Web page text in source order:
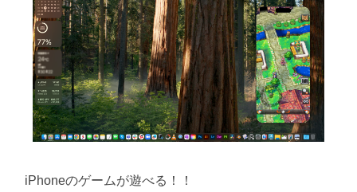
iPhoneのゲームが遊べる！！